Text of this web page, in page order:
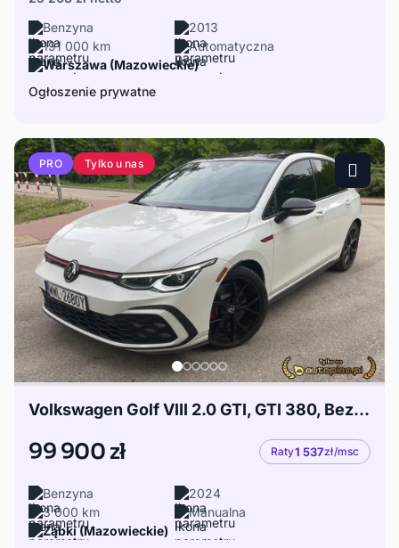
Benzyna
2013
191 000 km
Automatyczna
Warszawa (Mazowieckie)
Ogłoszenie prywatne
PRO Tylko u nas
Volkswagen Golf VIII 2.0 GTI, GTI 380, Bezwypadek, Skóry, zamiana
99 900 zł Raty1 537zł/msc
Benzyna
2024
3 000 km
Manualna
Ząbki (Mazowieckie)